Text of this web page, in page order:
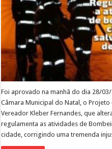
Foi aprovado na manhã do dia 28/
Câmara Municipal do Natal, o
Vereador Kleber Fernandes, que
regulamenta as atividades de
cidade, corrigindo uma tremenda